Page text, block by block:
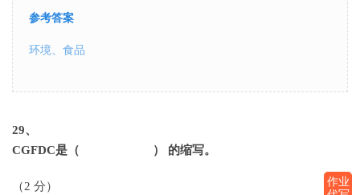
参考答案
环境、食品
29、
CGFDC是（ ） 的缩写。
（2 分）
作业